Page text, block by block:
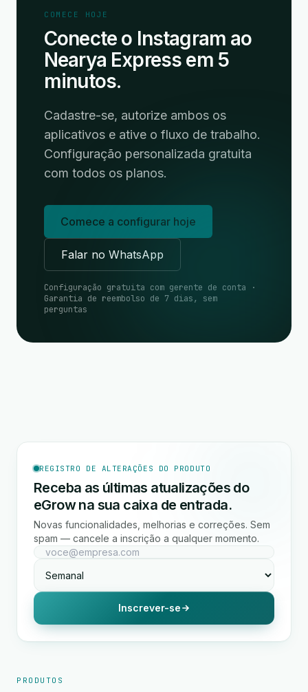
COMECE HOJE
Conecte o Instagram ao
Nearya Express em 5
minutos.
Cadastre-se, autorize ambos os
aplicativos e ative o fluxo de trabalho.
Configuração personalizada gratuita
com todos os planos.
Comece a configurar hoje
Falar no WhatsApp
Configuração gratuita com gerente de conta ·
Garantia de reembolso de 7 dias, sem
perguntas
REGISTRO DE ALTERAÇÕES DO PRODUTO
Receba as últimas atualizações do
eGrow na sua caixa de entrada.
Novas funcionalidades, melhorias e correções. Sem
spam — cancele a inscrição a qualquer momento.
Inscrever-se
PRODUTOS